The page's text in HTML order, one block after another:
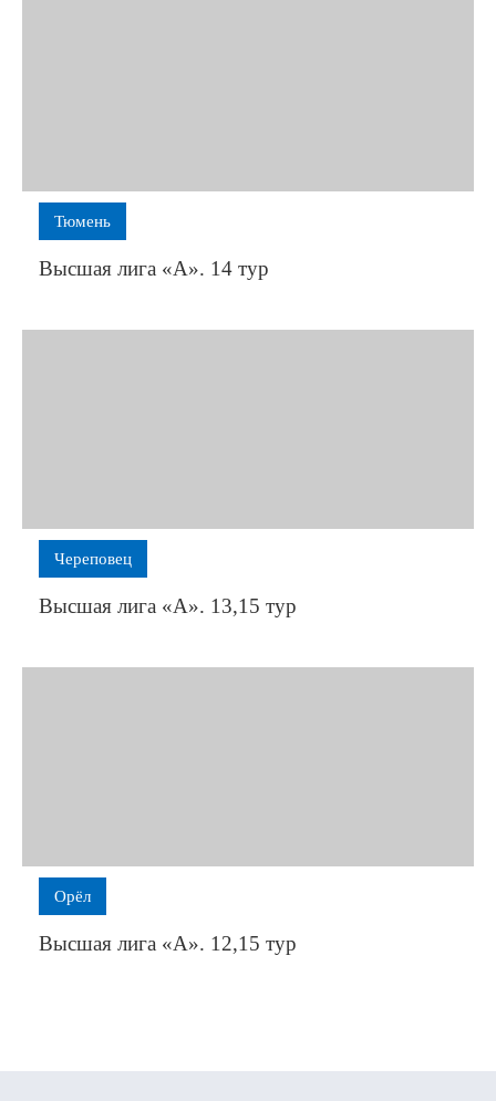
Тюмень
Высшая лига «А». 14 тур
Череповец
Высшая лига «А». 13,15 тур
Орёл
Высшая лига «А». 12,15 тур